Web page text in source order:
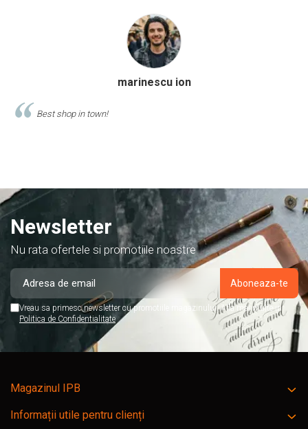
Calinescu Matei
Comand produse de papetarie si birotica de cel putin 10 ani de la
Newsletter
Nu rata ofertele si promotiile noastre
Vreau sa primesc newsletter cu promotiile magazinului. Afla mai multe in
Politica de Confidentialitate
Magazinul IPB
Informații utile pentru clienți